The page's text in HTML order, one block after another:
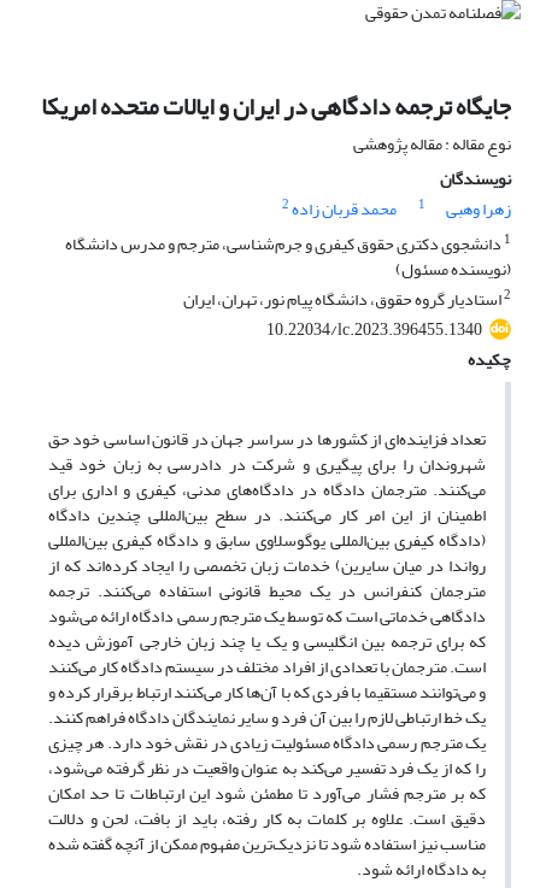
جایگاه ترجمه دادگاهی در ایران و ایالات متحده امریکا
نوع مقاله : مقاله پژوهشی
نویسندگان
زهرا وهبی
1 محمد قربان زاده2
1 دانشجوی دکتری حقوق کیفری و جرم‌‌شناسی، مترجم و مدرس دانشگاه
(نویسنده مسئول)
2استادیار گروه حقوق، دانشگاه پیام نور، تهران، ایران
10.22034/lc.2023.396455.1340
چکیده
تعداد فزاینده‌ای از کشورها در سراسر جهان در قانون اساسی خود حق
شهروندان را برای پیگیری و شرکت در دادرسی به زبان خود قید
می‌کنند. مترجمان دادگاه در دادگاه‌های مدنی، کیفری و اداری برای
اطمینان از این امر کار می‌کنند. در سطح بین‌المللی چندین دادگاه
(دادگاه کیفری بین‌المللی یوگوسلاوی سابق و دادگاه کیفری بین‌المللی
رواندا در میان سایرین) خدمات زبان تخصصی را ایجاد کرده‌اند که از
مترجمان کنفرانس در یک محیط قانونی استفاده می‌کنند. ترجمه
دادگاهی خدماتی است که توسط یک مترجم رسمی دادگاه ارائه می‌شود
که برای ترجمه بین انگلیسی و یک یا چند زبان خارجی آموزشدیده
است. مترجمان با تعدادی از افراد مختلف در سیستم دادگاه کار می‌کنند
و می‌توانند مستقیما با فردی که با آن‌ها کار می‌کنند ارتباط برقرار کرده و
یک خط ارتباطی لازم را بین آن فرد و سایر نمایندگان دادگاه فراهم کنند.
یک مترجم رسمی دادگاه مسئولیت زیادی در نقش خود دارد. هر چیزی
را که از یک فرد تفسیر می‌کند به عنوان واقعیت در نظر گرفته می‌شود،
که بر مترجم فشار می‌آورد تا مطمئن شود این ارتباطات تا حد امکان
دقیق است. علاوه بر کلمات به کار رفته، باید از بافت، لحن و دلالت
مناسب نیز استفاده شود تا نزدیک‌ترین مفهوم ممکن از آنچه گفته شده
به دادگاه ارائه شود.